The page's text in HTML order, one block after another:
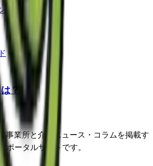
？
事業所と介護ニュース・コラムを掲載す
ポータルサイトです。